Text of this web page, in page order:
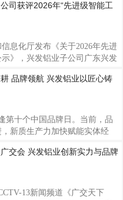
简称“兴发铝业”）企业技术中
价，标志着公司国家级研发平
实力再获国家权威认可。深耕
年，兴发铝业始终坚持科创驱
术中心为创新枢纽，持续完善
轻量化等领域关键核心技术攻
司累计牵头、参与编
司获评2026年“先进级智能工
息化厅发布《关于2026年先进
》，兴发铝业子公司广东兴发
卓越实践与突出成效，成功获
厂。这是继获评“佛山市数字
，公司在智能制造领域获得的
本次评选依据工信部等六部委
梯度培育管理办法（暂行）》
智能工厂”要求企业聚焦数字化
现生产经营数据互
品牌领航 兴发铝业以匠心铸
第十个中国品牌日。当前，品
新质生产力加快赋能实体经
展根基，提升品牌价值。扎根
道四十余载，兴发铝业始终以
持续突破的科技实力、胸怀世
擦亮民族品牌底色，用扎实实
交会 兴发铝业创新实力与品牌
13新闻频道《广交天下